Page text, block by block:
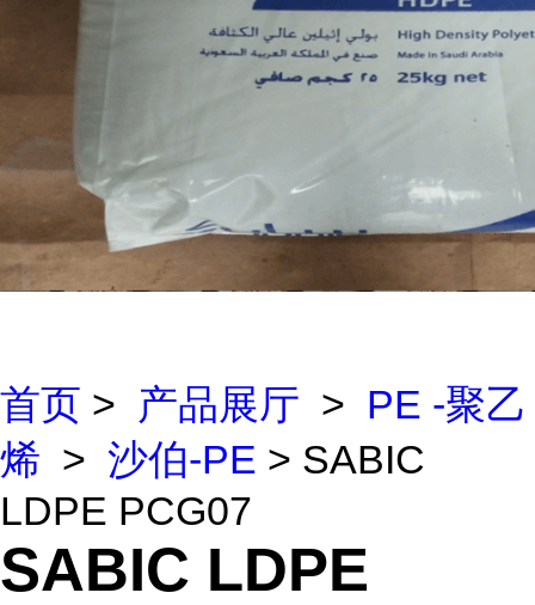
首页 > 产品展厅 > PE -聚乙
烯 > 沙伯-PE > SABIC
LDPE PCG07
SABIC LDPE